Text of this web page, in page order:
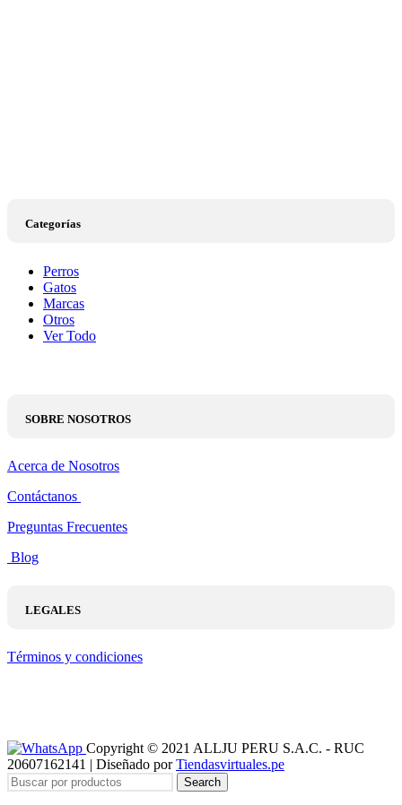
Categorías
Perros
Gatos
Marcas
Otros
Ver Todo
SOBRE NOSOTROS
Acerca de Nosotros
Contáctanos
Preguntas Frecuentes
Blog
LEGALES
Términos y condiciones
Copyright © 2021 ALLJU PERU S.A.C. - RUC
20607162141 | Diseñado porTiendasvirtuales.pe
Search